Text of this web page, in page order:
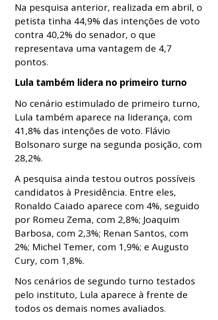
Na pesquisa anterior, realizada em abril, o
petista tinha 44,9% das intenções de voto
contra 40,2% do senador, o que
representava uma vantagem de 4,7
pontos.
Lula também lidera no primeiro turno
No cenário estimulado de primeiro turno,
Lula também aparece na liderança, com
41,8% das intenções de voto. Flávio
Bolsonaro surge na segunda posição, com
28,2%.
A pesquisa ainda testou outros possíveis
candidatos à Presidência. Entre eles,
Ronaldo Caiado aparece com 4%, seguido
por Romeu Zema, com 2,8%; Joaquim
Barbosa, com 2,3%; Renan Santos, com
2%; Michel Temer, com 1,9%; e Augusto
Cury, com 1,8%.
Nos cenários de segundo turno testados
pelo instituto, Lula aparece à frente de
todos os demais nomes avaliados.